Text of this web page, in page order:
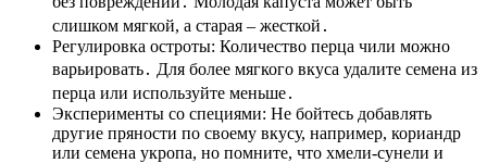
слишком мягкой, а старая – жесткой․
Регулировка остроты: Количество перца чили можно
варьировать․ Для более мягкого вкуса удалите семена из
перца или используйте меньше․
Эксперименты со специями: Не бойтесь добавлять
другие пряности по своему вкусу, например, кориандр
или семена укропа, но помните, что хмели-сунели и